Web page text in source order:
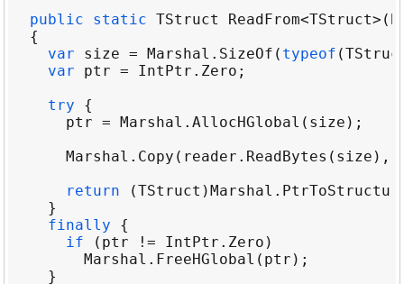
public
static TStruct ReadFrom<TStruct> (
var
size = Marshal . SizeOf ( typeof (
var
ptr = IntPtr . Zero
try
ptr = Marshal . AllocHGlobal ( size
Marshal . Copy ( reader . ReadBytes ( size ),
return (TStruct )Marshal .
finally
if ( ptr != IntPtr . Zero
Marshal . FreeHGlobal ( ptr